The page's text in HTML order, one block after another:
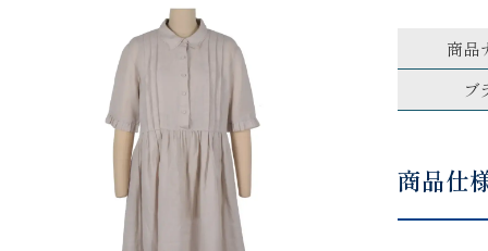
商品
ブ
商品仕